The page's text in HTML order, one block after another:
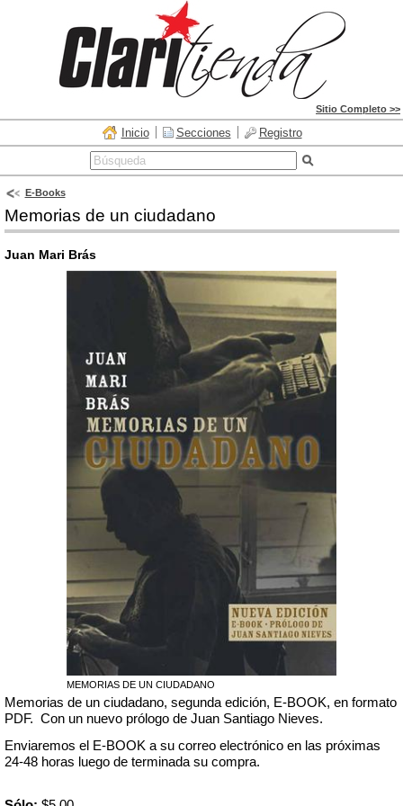
Sitio Completo >>
Inicio Secciones Registro
E-Books
Memorias de un ciudadano
Juan Mari Brás
MEMORIAS DE UN CIUDADANO
Memorias de un ciudadano, segunda edición, E-BOOK, en formato
PDF. Con un nuevo prólogo de Juan Santiago Nieves.
Enviaremos el E-BOOK a su correo electrónico en las próximas
24-48 horas luego de terminada su compra.